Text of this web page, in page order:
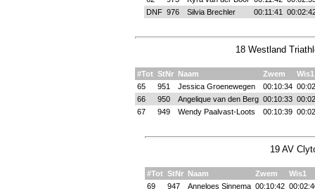
DNF 976 Silvia Brechler 00:11:41
18 Westland
#Tot StNr Naam Zwem
Wis1
65
951 Jessica Groenewegen 00:10:34
66
950 Angelique van den Berg 00:10:33
67
949 Wendy Paalvast-Loots 00:10:39
19 AV
#Tot StNr Naam Zwem
Wis1
69
947 Anneloes Sinnema 00:10:42